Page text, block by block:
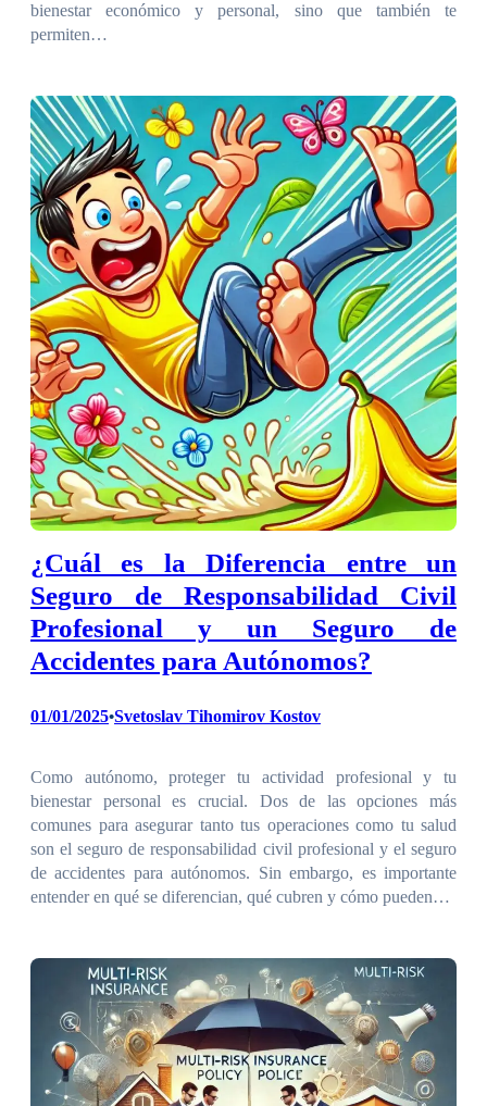
bienestar económico y personal, sino que también te
permiten…
¿Cuál es la Diferencia entre un
Seguro de Responsabilidad Civil
Profesional y un Seguro de
Accidentes para Autónomos?
01/01/2025•Svetoslav Tihomirov Kostov
Como autónomo, proteger tu actividad profesional y tu
bienestar personal es crucial. Dos de las opciones más
comunes para asegurar tanto tus operaciones como tu salud
son el seguro de responsabilidad civil profesional y el seguro
de accidentes para autónomos. Sin embargo, es importante
entender en qué se diferencian, qué cubren y cómo pueden…